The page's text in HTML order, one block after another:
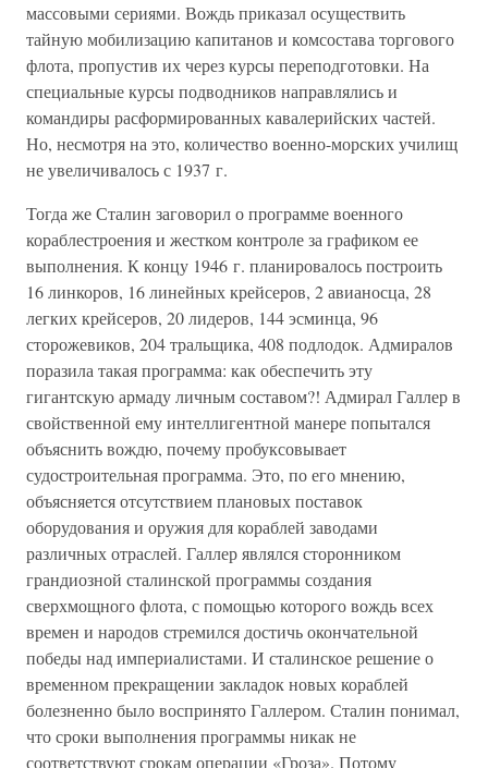
массовыми сериями. Вождь приказал осуществить
тайную мобилизацию капитанов и комсостава торгового
флота, пропустив их через курсы переподготовки. На
специальные курсы подводников направлялись и
командиры расформированных кавалерийских частей.
Но, несмотря на это, количество военно-морских училищ
не увеличивалось с 1937 г.
Тогда же Сталин заговорил о программе военного
кораблестроения и жестком контроле за графиком ее
выполнения. К концу 1946 г. планировалось построить
16 линкоров, 16 линейных крейсеров, 2 авианосца, 28
легких крейсеров, 20 лидеров, 144 эсминца, 96
сторожевиков, 204 тральщика, 408 подлодок. Адмиралов
поразила такая программа: как обеспечить эту
гигантскую армаду личным составом?! Адмирал Галлер в
свойственной ему интеллигентной манере попытался
объяснить вождю, почему пробуксовывает
судостроительная программа. Это, по его мнению,
объясняется отсутствием плановых поставок
оборудования и оружия для кораблей заводами
различных отраслей. Галлер являлся сторонником
грандиозной сталинской программы создания
сверхмощного флота, с помощью которого вождь всех
времен и народов стремился достичь окончательной
победы над империалистами. И сталинское решение о
временном прекращении закладок новых кораблей
болезненно было воспринято Галлером. Сталин понимал,
что сроки выполнения программы никак не
соответствуют срокам операции «Гроза». Потому